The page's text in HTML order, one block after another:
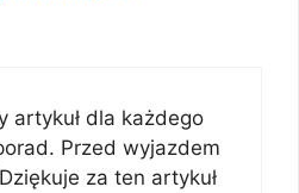
artykuł dla każdego
Przed wyjazdem
za ten artykuł